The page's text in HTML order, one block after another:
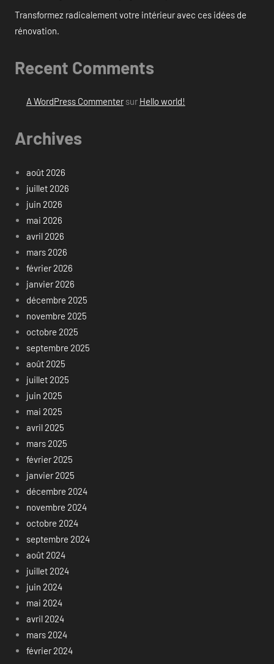
Transformez radicalement votre intérieur avec ces idées de
rénovation.
Recent Comments
A WordPress Commentersur Hello world!
Archives
août 2026
juillet 2026
juin 2026
mai 2026
avril 2026
mars 2026
février 2026
janvier 2026
décembre 2025
novembre 2025
octobre 2025
septembre 2025
août 2025
juillet 2025
juin 2025
mai 2025
avril 2025
mars 2025
février 2025
janvier 2025
décembre 2024
novembre 2024
octobre 2024
septembre 2024
août 2024
juillet 2024
juin 2024
mai 2024
avril 2024
mars 2024
février 2024